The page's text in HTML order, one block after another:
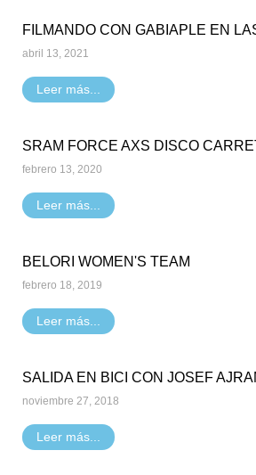
FILMANDO CON GABIAPLE EN
abril 13, 2021
Leer más...
SRAM FORCE AXS DISCO
febrero 13, 2020
Leer más...
BELORI WOMEN'S TEAM
febrero 18, 2019
Leer más...
SALIDA EN BICI CON JOSEF
noviembre 27, 2018
Leer más...